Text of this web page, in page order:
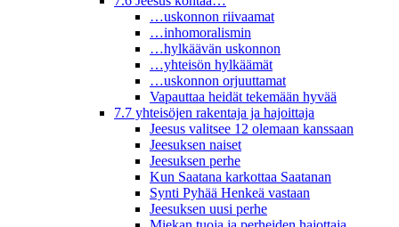
…uskonnon riivaamat
…inhomoralismin
…hylkäävän uskonnon
…yhteisön hylkäämät
…uskonnon orjuuttamat
Vapauttaa heidät tekemään hyvää
7.7 yhteisöjen rakentaja ja hajoittaja
Jeesus valitsee 12 olemaan kanssaan
Jeesuksen naiset
Jeesuksen perhe
Kun Saatana karkottaa Saatanan
Synti Pyhää Henkeä vastaan
Jeesuksen uusi perhe